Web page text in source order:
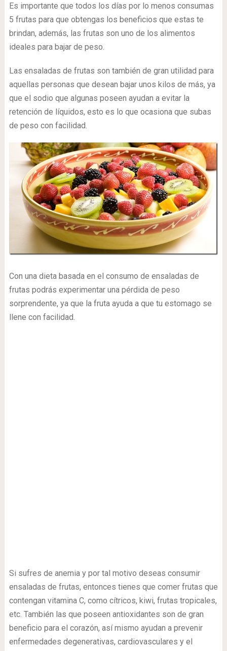
Es importante que todos los días por lo menos consumas
5 frutas para que obtengas los beneficios que estas te
brindan, además, las frutas son uno de los alimentos
ideales para bajar de peso.
Las ensaladas de frutas son también de gran utilidad para
aquellas personas que desean bajar unos kilos de más, ya
que el sodio que algunas poseen ayudan a evitar la
retención de líquidos, esto es lo que ocasiona que subas
de peso con facilidad.
Con una dieta basada en el consumo de ensaladas de
frutas podrás experimentar una pérdida de peso
sorprendente, ya que la fruta ayuda a que tu estomago se
llene con facilidad.
Si sufres de anemia y por tal motivo deseas consumir
ensaladas de frutas, entonces tienes que comer frutas que
contengan vitamina C, como cítricos, kiwi, frutas tropicales,
etc. También las que poseen antioxidantes son de gran
beneficio para el corazón, así mismo ayudan a prevenir
enfermedades degenerativas, cardiovasculares y el